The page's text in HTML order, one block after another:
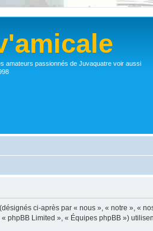
amateurs passionnés de Juvaquatre voir aussi
ci-après par « nous », « notre », «
Limited », « Équipes phpBB »)